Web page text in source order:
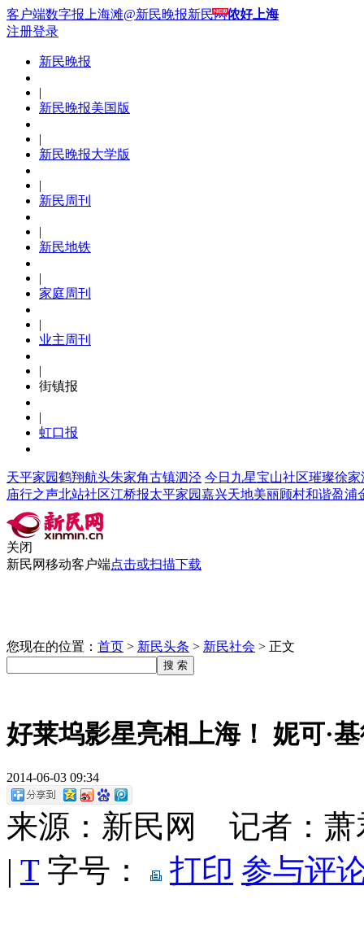
客户端数字报 上海滩@新民晚报新民网侬好上海
注册登录
新民晚报
|
新民晚报美国版
|
新民晚报大学版
|
新民周刊
|
新民地铁
|
家庭周刊
|
业主周刊
|
街镇报
|
虹口报
天平家园鹤翔航头朱家角古镇泗泾 今日九星宝山社区璀璨徐家
庙行之声北站社区江桥报太平家园嘉兴天地美丽顾村和谐盈浦
首页 | 头条 | 上海
关闭
新民网移动客户端点击或扫描下载
您现在的位置： 首页 > 新民头条 > 新民社会 > 正文
好莱坞影星亮相上海！ 妮可·
2014-06-03 09:34
来源：新民网 记者：
| T 字号： 打印 参与评